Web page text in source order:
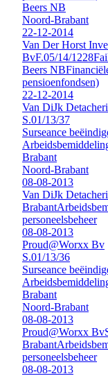
Beers NB
Noord-Brabant
22-12-2014
Van Der Horst
BvF.05/14/1228
Beers NB
pensioenfondsen)
22-12-2014
Van DiJk
S.01/13/37
Surseance
Brabant
Noord-Brabant
08-08-2013
Van DiJk
Brabant
personeelsbeheer
08-08-2013
Proud@Worxx Bv
S.01/13/36
Surseance
Brabant
Noord-Brabant
08-08-2013
Proud@Worxx Bv
Brabant
personeelsbeheer
08-08-2013